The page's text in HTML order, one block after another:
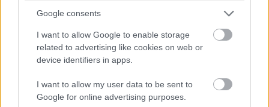
Google consents
I want to allow Google to enable storage
related to advertising like cookies on web or
device identifiers in apps.
I want to allow my user data to be sent to
Google for online advertising purposes.